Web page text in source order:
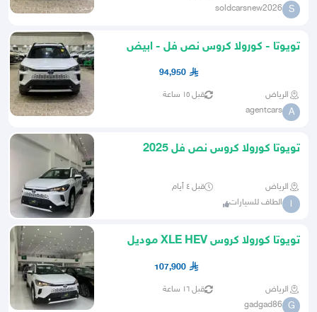
S
soldcarsnew2026
تويوتا - كورولا كروس نص فل - ابيض
94,950
الرياض قبل ١٥ ساعة
A
agentcars
تويوتا كورولا كروس نص فل 2025
الرياض قبل ٤ أيام
ا الطاف للسيارات
تويوتا كورولا كروس XLE HEV موديل
107,900
الرياض قبل ١٦ ساعة
G
gadgad86